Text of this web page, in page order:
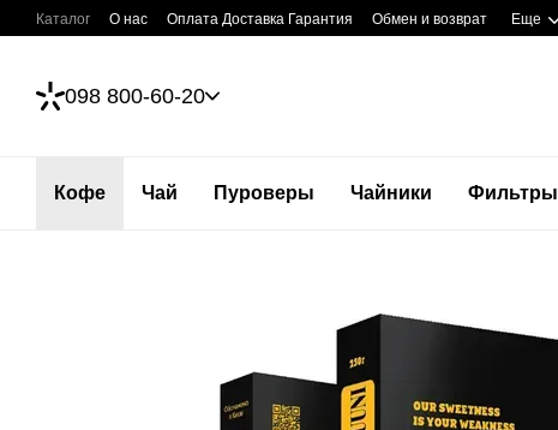
Перейти к основному контенту
Каталог О нас Оплата Доставка Гарантия Обмен и возврат Еще
098 800-60-20
Кофе Чай Пуроверы Чайники Фильтры